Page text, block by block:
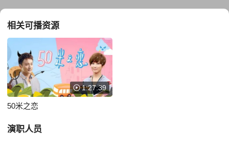
饰）。小时候只要两人相距50米以内，她就会出糗倒霉。然而为了事业，
余美仁不得不和“克星”擦出亦敌亦友的火花，在保持50米距离的同时，一
段阴差阳错又爆笑感人的爱情正在这个浪漫的小城悄然绽放。
相关可播资源
1:27:39
50米之恋
演职人员